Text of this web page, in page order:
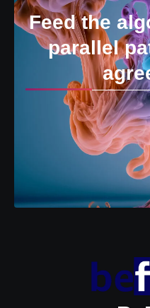
Feed the
parallel